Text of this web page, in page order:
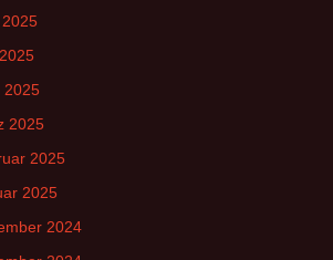
2025
2025
2025
2025
2024